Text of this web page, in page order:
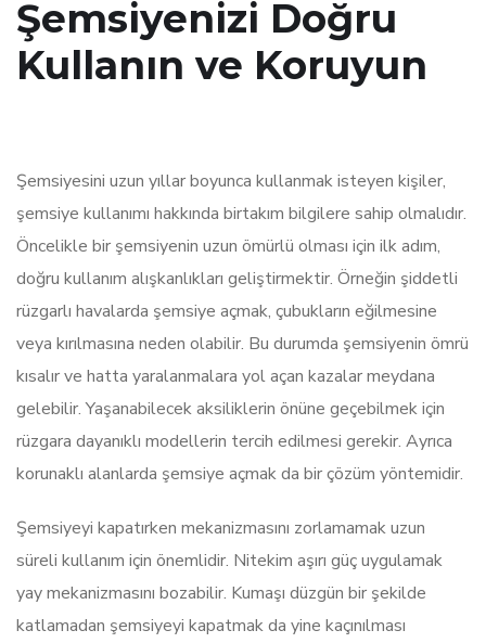
Şemsiyenizi Doğru
Kullanın ve Koruyun
Şemsiyesini uzun yıllar boyunca kullanmak isteyen kişiler,
şemsiye kullanımı hakkında birtakım bilgilere sahip olmalıdır.
Öncelikle bir şemsiyenin uzun ömürlü olması için ilk adım,
doğru kullanım alışkanlıkları geliştirmektir. Örneğin şiddetli
rüzgarlı havalarda şemsiye açmak, çubukların eğilmesine
veya kırılmasına neden olabilir. Bu durumda şemsiyenin ömrü
kısalır ve hatta yaralanmalara yol açan kazalar meydana
gelebilir. Yaşanabilecek aksiliklerin önüne geçebilmek için
rüzgara dayanıklı modellerin tercih edilmesi gerekir. Ayrıca
korunaklı alanlarda şemsiye açmak da bir çözüm yöntemidir.
Şemsiyeyi kapatırken mekanizmasını zorlamamak uzun
süreli kullanım için önemlidir. Nitekim aşırı güç uygulamak
yay mekanizmasını bozabilir. Kumaşı düzgün bir şekilde
katlamadan şemsiyeyi kapatmak da yine kaçınılması